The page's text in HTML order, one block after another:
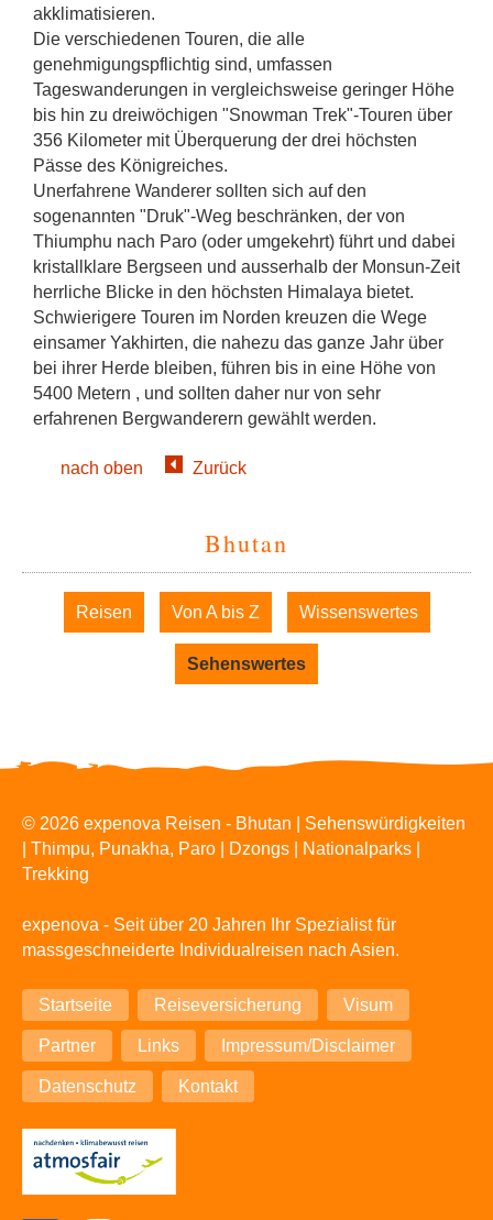
akklimatisieren.
Die verschiedenen Touren, die alle
genehmigungspflichtig sind, umfassen
Tageswanderungen in vergleichsweise geringer Höhe
bis hin zu dreiwöchigen "Snowman Trek"-Touren über
356 Kilometer mit Überquerung der drei höchsten
Pässe des Königreiches.
Unerfahrene Wanderer sollten sich auf den
sogenannten "Druk"-Weg beschränken, der von
Thiumphu nach Paro (oder umgekehrt) führt und dabei
kristallklare Bergseen und ausserhalb der Monsun-Zeit
herrliche Blicke in den höchsten Himalaya bietet.
Schwierigere Touren im Norden kreuzen die Wege
einsamer Yakhirten, die nahezu das ganze Jahr über
bei ihrer Herde bleiben, führen bis in eine Höhe von
5400 Metern , und sollten daher nur von sehr
erfahrenen Bergwanderern gewählt werden.
nach oben Zurück
Bhutan
Navigation
überspringen
Reisen Von A bis Z Wissenswertes
Sehenswertes
© 2026 expenova Reisen - Bhutan | Sehenswürdigkeiten
| Thimpu, Punakha, Paro | Dzongs | Nationalparks |
Trekking
expenova - Seit über 20 Jahren Ihr Spezialist für
massgeschneiderte Individualreisen nach Asien.
Navigation
überspringen
Startseite Reiseversicherung Visum
Partner Links Impressum/Disclaimer
Datenschutz Kontakt